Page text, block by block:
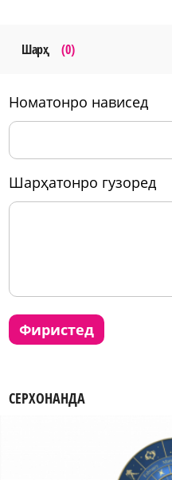
Шарҳ (0)
номатонро нависед
шарҳатонро гузоред
фиристед
СЕРХОНАНДА